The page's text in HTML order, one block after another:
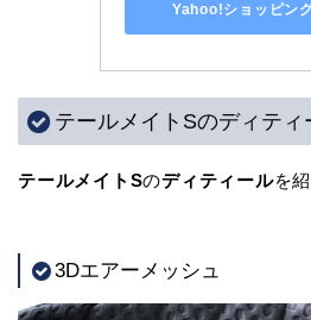
Yahoo!ショッピン
テールメイトSのディティ
テールメイトSのディティールを
3Dエアーメッシュ